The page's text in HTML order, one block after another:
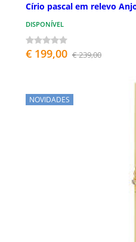
Círio pascal em relevo
DISPONÍVEL
€ 199,00 € 239,00
NOVIDADES